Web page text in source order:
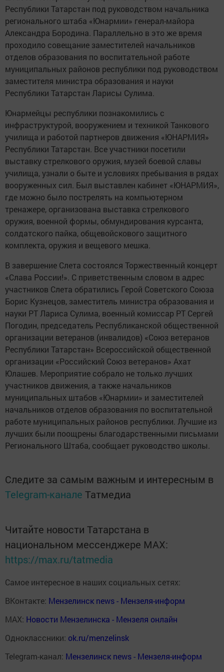
Республики Татарстан под руководством начальника
регионального штаба «Юнармии» генерал-майора
Александра Бородина. Параллельно в это же время
проходило совещание заместителей начальников
отделов образования по воспитательной работе
муниципальных районов республики под руководством
заместителя министра образования и науки
Республики Татарстан Ларисы Сулима.
Юнармейцы республики познакомились с
инфраструктурой, вооружением и техникой Танкового
училища и работой партнеров движения «ЮНАРМИЯ»
Республики Татарстан. Все участники посетили
выставку стрелкового оружия, музей боевой славы
училища, узнали о быте и условиях пребывания в рядах
вооруженных сил. Был выставлен кабинет «ЮНАРМИЯ»,
где можно было пострелять на компьютерном
тренажере, организована выставка стрелкового
оружия, военной формы, обмундирования курсанта,
солдатского пайка, общевойскового защитного
комплекта, оружия и вещевого мешка.
В завершение Слета состоялся Торжественный концерт
«Слава России!». С приветственным словом в адрес
участников Слета обратились Герой Советского Союза
Борис Кузнецов, заместитель министра образования и
науки РТ Лариса Сулима, военный комиссар РТ Сергей
Погодин, председатель Республиканской общественной
организации ветеранов (инвалидов) «Союз ветеранов
Республики Татарстан» Всероссийской общественной
организации «Российский Союз ветеранов» Ахат
Юлашев. Мероприятие собрало не только лучших
участников движения, а также начальников
муниципальных штабов «Юнармии» и заместителей
начальников отделов образования по воспитательной
работе муниципальных районов республики. Лучшие из
лучших были поощрены благодарственными письмами
Регионального Штаба, сообщает руководство школы.
Следите за самым важным и интересным в
Telegram-канале Татмедиа
Читайте новости Татарстана в
национальном мессенджере MАХ:
https://max.ru/tatmedia
Самое интересное в наших социальных сетях:
ВКонтакте: Мензелинск news - Мензеля-информ
MAX: Новости Мензелинска - Мензеля онлайн
Одноклассники: ok.ru/menzelinsk
Telegram-канал: Мензелинск news - Мензеля-информ